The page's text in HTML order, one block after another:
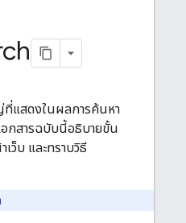
ญ่ที่แสดงในผลการค้นหา
อกสารฉบับนี้อธิบายขั้น
ว็บ และทราบวิธี